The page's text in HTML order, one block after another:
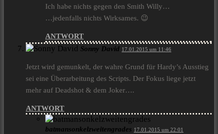
Ich habe nichts gegen den Smith Willy…
…jedenfalls nichts Wirksames. 😉
ANTWORT
Sonny David 17.01.2015 um 11:46
Jetzt wird gemunkelt, der wahre Grund für Hardy’s Ausstieg
sei eine Überarbeitung des Scripts. Der Fokus liege jetzt
mehr auf Deadshot & dem Joker….
ANTWORT
batmansonkelzweitengrades 17.01.2015 um 22:01